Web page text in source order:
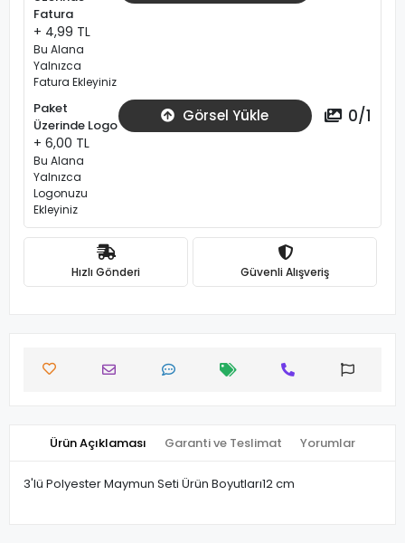
Fatura
+ 4,99 TL
Bu Alana
Yalnızca
Fatura Ekleyiniz
Paket
Üzerinde Logo
+ 6,00 TL
Bu Alana
Yalnızca
Logonuzu
Ekleyiniz
Görsel Yükle 0/1
Hızlı Gönderi Güvenli Alışveriş
Ürün Açıklaması Garanti ve Teslimat Yorumlar
3'lü Polyester Maymun Seti Ürün Boyutları12 cm